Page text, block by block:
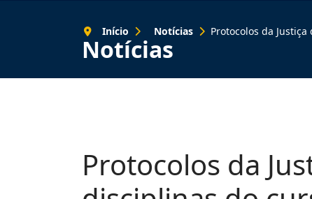
Notícias
Início Notícias Protocolos da Justiça do Trabalho
Protocolos da